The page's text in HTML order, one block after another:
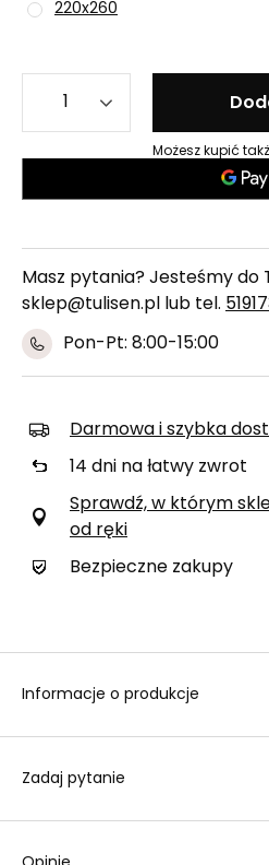
220x260
Możesz kupić
Masz pytania? Jesteśmy do
sklep@tulisen.pl lub tel.
Pon-Pt: 8:00-15:00
Darmowa i szybka
14 dni na łatwy zwrot
Sprawdź, w którym
od ręki
Bezpieczne zakupy
Informacje o produkcje
Zadaj pytanie